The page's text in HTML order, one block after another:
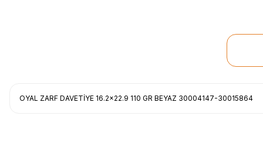
OYAL ZARF DAVETİYE 16.2x22.9 110 GR BEYAZ 30004147-30015864